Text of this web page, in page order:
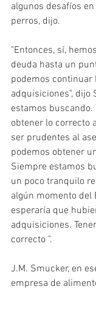
algunos desafíos
perros, dijo.
"Entonces, sí,
deuda hasta un
podemos continuar
adquisiciones", dijo
estamos buscando.
obtener lo correcto
ser prudentes al
podemos obtener
Siempre estamos
un poco tranquilo
algún momento del
esperaría que
adquisiciones.
correcto ".
J.M. Smucker, en
empresa de